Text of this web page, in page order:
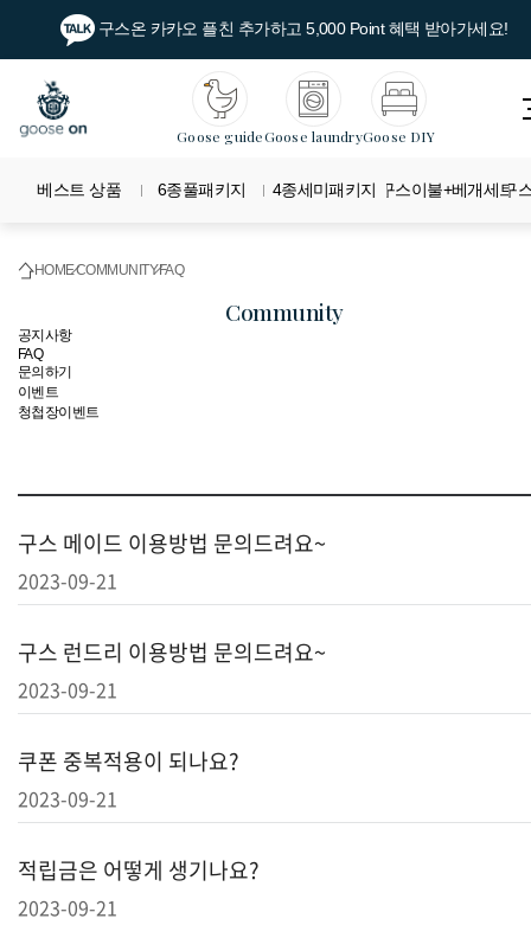
구스온 카카오 플친 추가하고 5,000 Point 혜택 받아가세요!
Goose guideGoose laundryGoose DIY
베스트 상품 6종풀패키지 4종세미패키지 구스이불+베개세트
구
HOMECOMMUNITYFAQ
community
공지사항
FAQ
문의하기
이벤트
청첩장이벤트
구스 메이드 이용방법 문의드려요~
2023-09-21
구스 런드리 이용방법 문의드려요~
2023-09-21
쿠폰 중복적용이 되나요?
2023-09-21
적립금은 어떻게 생기나요?
2023-09-21